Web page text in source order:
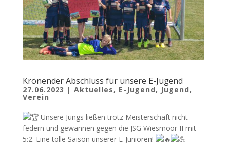
Krönender Abschluss für unsere E-Jugend
27.06.2023 | Aktuelles, E-Jugend, Jugend,
Verein
Unsere Jungs ließen trotz Meisterschaft nicht
federn und gewannen gegen die JSG Wiesmoor II mit
5:2. Eine tolle Saison unserer E-Junioren!